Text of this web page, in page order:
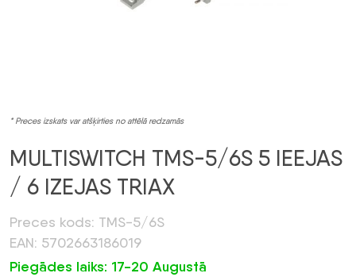
* Preces izskats var atšķirties no attēlā redzamās
MULTISWITCH TMS-5/6S 5 IEEJAS
/ 6 IZEJAS TRIAX
Preces kods: TMS-5/6S
EAN: 5702663186019
Piegādes laiks: 17-20 Augustā